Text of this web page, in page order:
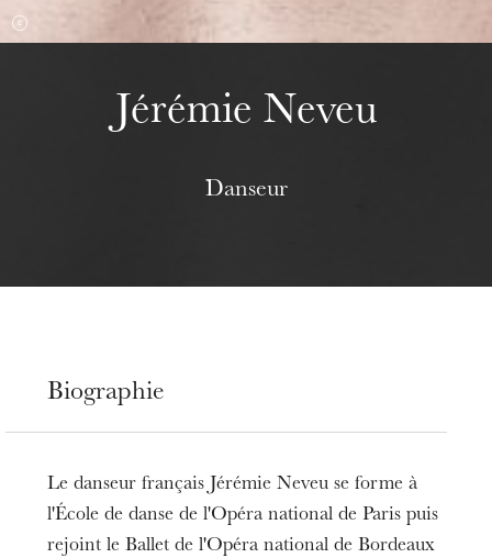
Jérémie Neveu
Danseur
Biographie
Le danseur français Jérémie Neveu se forme à
l'École de danse de l'Opéra national de Paris puis
rejoint le Ballet de l'Opéra national de Bordeaux